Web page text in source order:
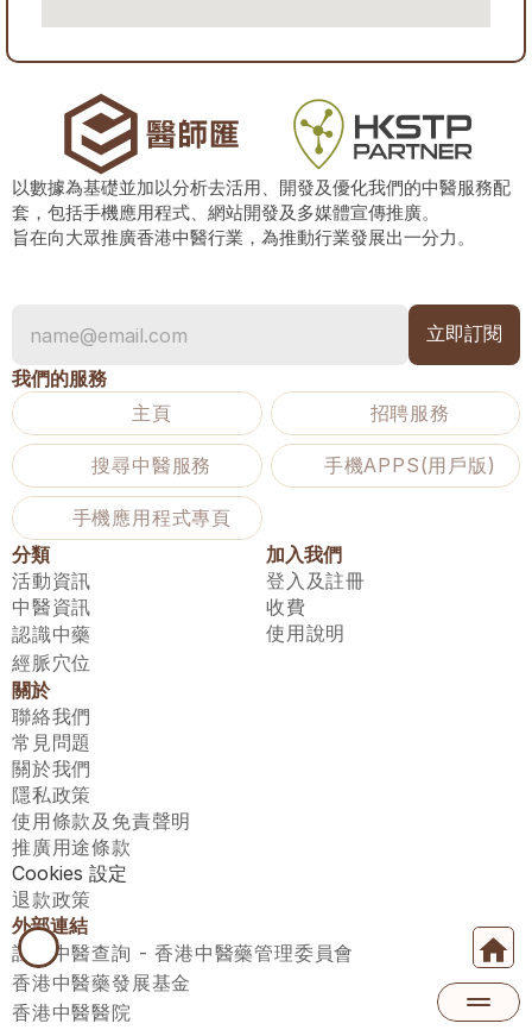
以數據為基礎並加以分析去活用、開發及優化我們的中醫服務配
套，包括手機應用程式、網站開發及多媒體宣傳推廣。
旨在向大眾推廣香港中醫行業，為推動行業發展出一分力。
我們的服務
主頁
招聘服務
搜尋中醫服務 手機APPS(用戶版)
手機應用程式專頁
分類
活動資訊
中醫資訊
認識中藥
經脈穴位
加入我們
登入及註冊
收費
使用說明
關於
聯絡我們
常見問題
關於我們
隱私政策
使用條款及免責聲明
推廣用途條款
Cookies 設定
退款政策
外部連結
註冊中醫查詢 - 香港中醫藥管理委員會
香港中醫藥發展基金
香港中醫醫院